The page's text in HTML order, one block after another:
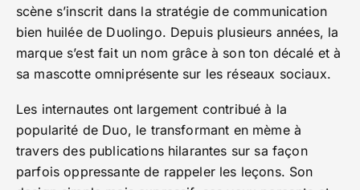
scène s’inscrit dans la stratégie de communication
bien huilée de Duolingo. Depuis plusieurs années, la
marque s’est fait un nom grâce à son ton décalé et à
sa mascotte omniprésente sur les réseaux sociaux.
Les internautes ont largement contribué à la
popularité de Duo, le transformant en mème à
travers des publications hilarantes sur sa façon
parfois oppressante de rappeler les leçons. Son